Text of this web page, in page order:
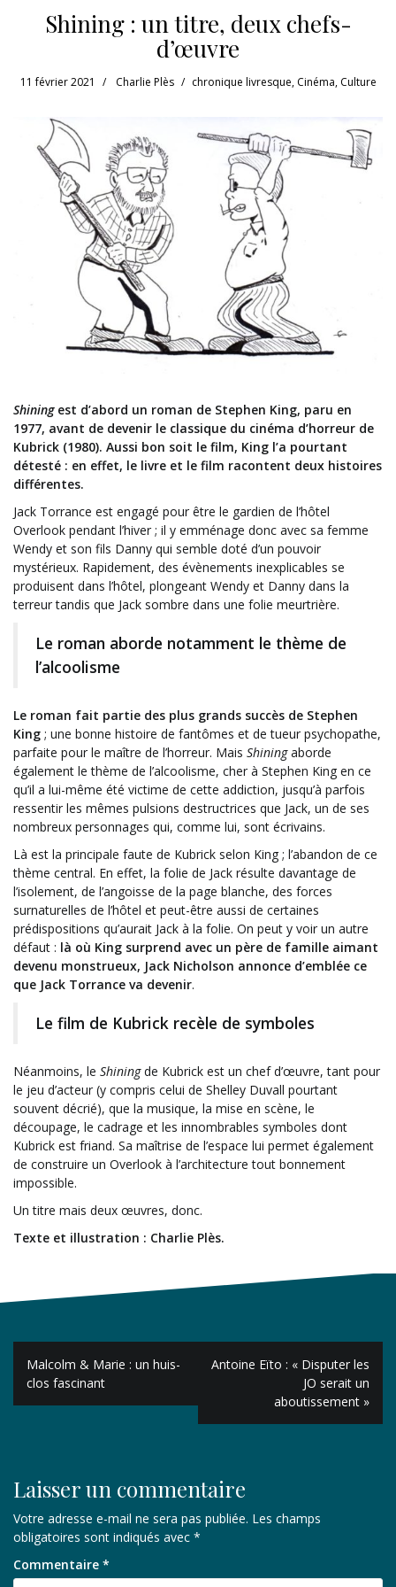
Shining : un titre, deux chefs-
d’œuvre
11 février 2021 Charlie Plès chronique livresque, Cinéma, Culture
Shiningest d’abord un roman de Stephen King, paru en
1977, avant de devenir le classique du cinéma d’horreur de
Kubrick (1980). Aussi bon soit le film, King l’a pourtant
détesté : en effet, le livre et le film racontent deux histoires
différentes.
Jack Torrance est engagé pour être le gardien de l’hôtel
Overlook pendant l’hiver ; il y emménage donc avec sa femme
Wendy et son fils Danny qui semble doté d’un pouvoir
mystérieux. Rapidement, des évènements inexplicables se
produisent dans l’hôtel, plongeant Wendy et Danny dans la
terreur tandis que Jack sombre dans une folie meurtrière.
Le roman aborde notamment le thème de
l’alcoolisme
Le roman fait partie des plus grands succès de Stephen
King ; une bonne histoire de fantômes et de tueur psychopathe,
parfaite pour le maître de l’horreur. Mais Shiningaborde
également le thème de l’alcoolisme, cher à Stephen King en ce
qu’il a lui-même été victime de cette addiction, jusqu’à parfois
ressentir les mêmes pulsions destructrices que Jack, un de ses
nombreux personnages qui, comme lui, sont écrivains.
Là est la principale faute de Kubrick selon King ; l’abandon de ce
thème central. En effet, la folie de Jack résulte davantage de
l’isolement, de l’angoisse de la page blanche, des forces
surnaturelles de l’hôtel et peut-être aussi de certaines
prédispositions qu’aurait Jack à la folie. On peut y voir un autre
défaut : là où King surprend avec un père de famille aimant
devenu monstrueux, Jack Nicholson annonce d’emblée ce
que Jack Torrance va devenir.
Le film de Kubrick recèle de symboles
Néanmoins, le Shiningde Kubrick est un chef d’œuvre, tant pour
le jeu d’acteur (y compris celui de Shelley Duvall pourtant
souvent décrié), que la musique, la mise en scène, le
découpage, le cadrage et les innombrables symboles dont
Kubrick est friand. Sa maîtrise de l’espace lui permet également
de construire un Overlook à l’architecture tout bonnement
impossible.
Un titre mais deux œuvres, donc.
Texte et illustration : Charlie Plès.
Navigation
de
l’article
Malcolm & Marie : un huis-
clos fascinant
Antoine Eïto : « Disputer les
JO serait un
aboutissement »
Laisser un commentaire
Votre adresse e-mail ne sera pas publiée. Les champs
obligatoires sont indiqués avec *
Commentaire *